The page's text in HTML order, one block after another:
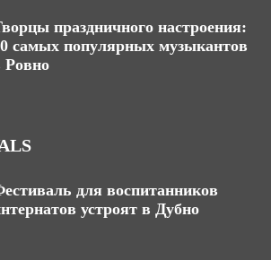
праздничного настроения:
самых популярных музыкантов
Ровно
для воспитанников
устроят в Дубно